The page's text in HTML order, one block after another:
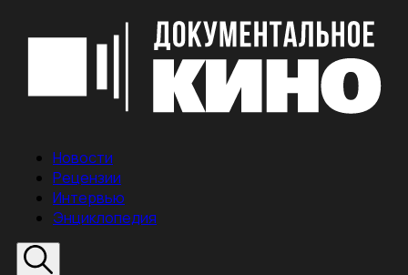
Новости
Рецензии
Интервью
Энциклопедия